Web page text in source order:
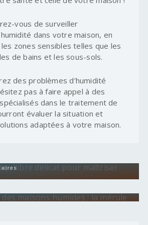
vous de surveiller
dans votre maison, en
zones sensibles telles que les
de bains et les sous-sols.
des problèmes d’humidité
pas à faire appel à des
dans le traitement de
évaluer la situation et
adaptées à votre maison.
maisons humides : la mérule